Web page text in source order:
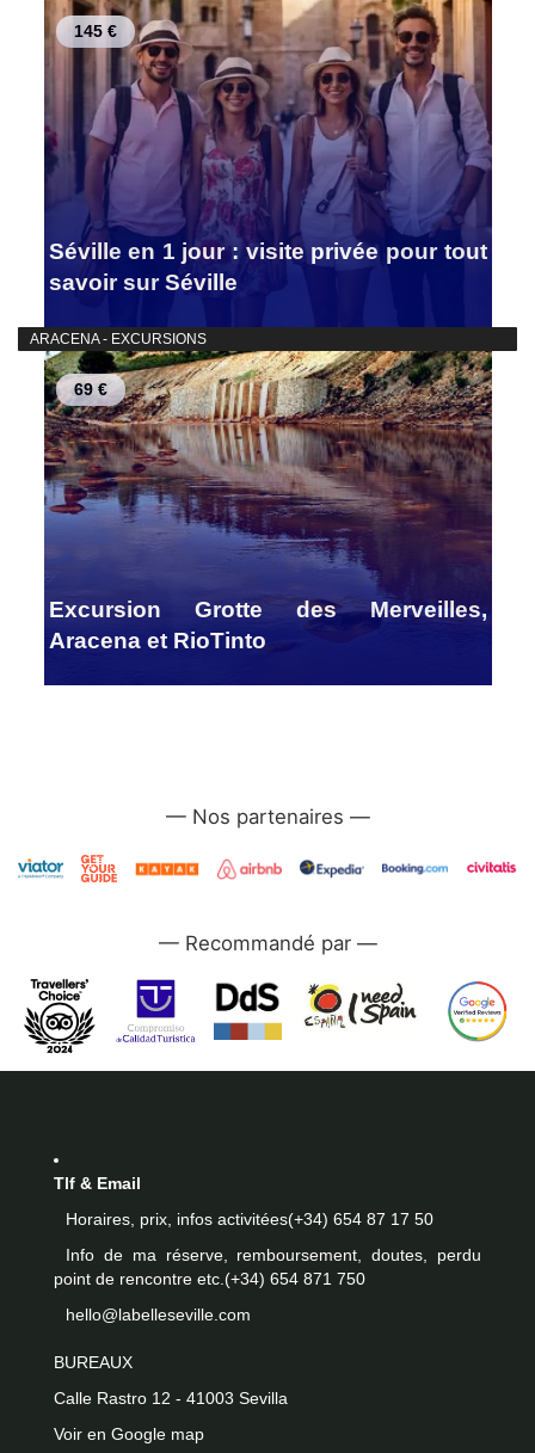
145 €
Séville en 1 jour : visite privée pour tout
savoir sur Séville
ARACENA - EXCURSIONS
69 €
Excursion Grotte des Merveilles,
Aracena et RioTinto
—
—
Tlf & Email
Horaires, prix, infos activitées(+34) 654 87 17 50
Info de ma réserve, remboursement, doutes, perdu
point de rencontre etc. (+34) 654 871 750
hello@labelleseville.com
BUREAUX
Calle Rastro 12 - 41003 Sevilla
Voir en Google map